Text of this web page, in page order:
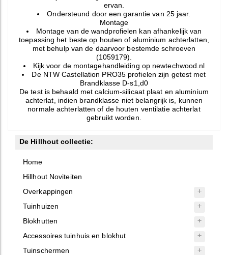
ervan.
Ondersteund door een garantie van 25 jaar.
Montage
Montage van de wandprofielen kan afhankelijk van
toepassing het beste op houten of aluminium achterlatten,
met behulp van de daarvoor bestemde schroeven
(1059179).
Kijk voor de montagehandleiding op newtechwood.nl
De NTW Castellation PRO35 profielen zijn getest met
Brandklasse D-s1,d0
De test is behaald met calcium-silicaat plaat en aluminium
achterlat, indien brandklasse niet belangrijk is, kunnen
normale achterlatten of de houten ventilatie achterlat
gebruikt worden.
De Hillhout collectie:
Home
Hillhout Noviteiten
Overkappingen
Tuinhuizen
Blokhutten
Accessoires tuinhuis en blokhut
Tuinschermen